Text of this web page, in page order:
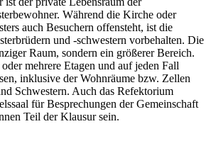
Während die Kirche oder
auch Besuchern offensteht, ist die
und -schwestern vorbehalten. Die
Raum, sondern ein größerer Bereich.
mehrere Etagen und auf jeden Fall
inklusive der Wohnräume bzw. Zellen
Schwestern. Auch das Refektorium
für Besprechungen der Gemeinschaft
Teil der Klausur sein.